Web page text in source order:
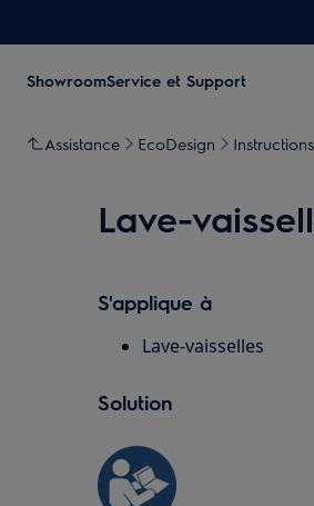
ShowroomService et Support
Assistance EcoDesign
Lave-
S'applique à
Lave-vaisselles
Solution